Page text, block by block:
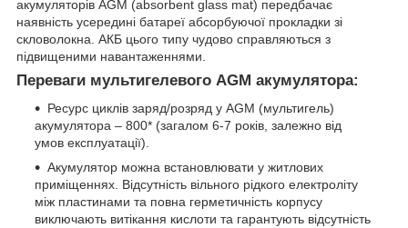
акумуляторів AGM (absorbent glass mat) передбачає
наявність усередині батареї абсорбуючої прокладки зі
скловолокна. АКБ цього типу чудово справляються з
підвищеними навантаженнями.
Переваги мультигелевого AGM акумулятора:
Ресурс циклів заряд/розряд у AGM (мультигель)
акумулятора – 800* (загалом 6-7 років, залежно від
умов експлуатації).
Акумулятор можна встановлювати у житлових
приміщеннях. Відсутність вільного рідкого електроліту
між пластинами та повна герметичність корпусу
виключають витікання кислоти та гарантують відсутність